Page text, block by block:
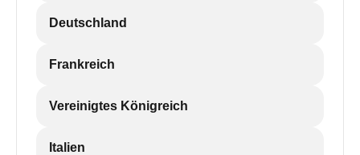
Deutschland
Frankreich
Vereinigtes Königreich
Italien